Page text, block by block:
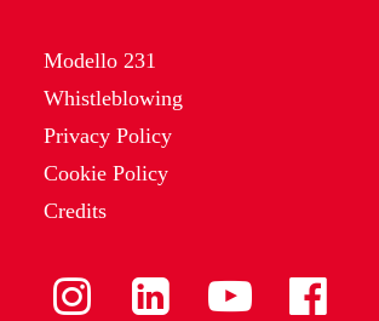
Modello 231
Whistleblowing
Privacy Policy
Cookie Policy
Credits